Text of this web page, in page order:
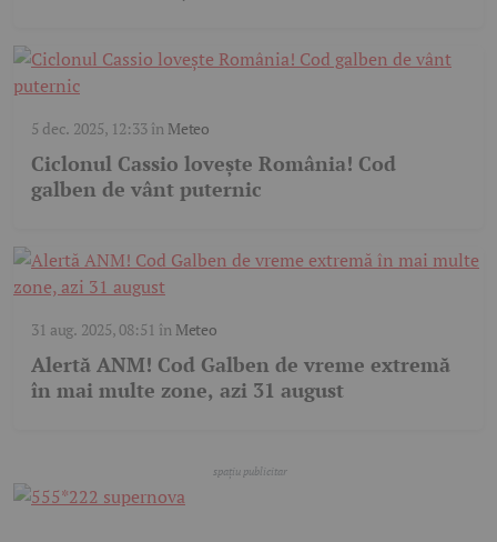
5 dec. 2025, 12:33în Meteo
Ciclonul Cassio lovește România! Cod
galben de vânt puternic
31 aug. 2025, 08:51 în Meteo
Alertă ANM! Cod Galben de vreme extremă
în mai multe zone, azi 31 august